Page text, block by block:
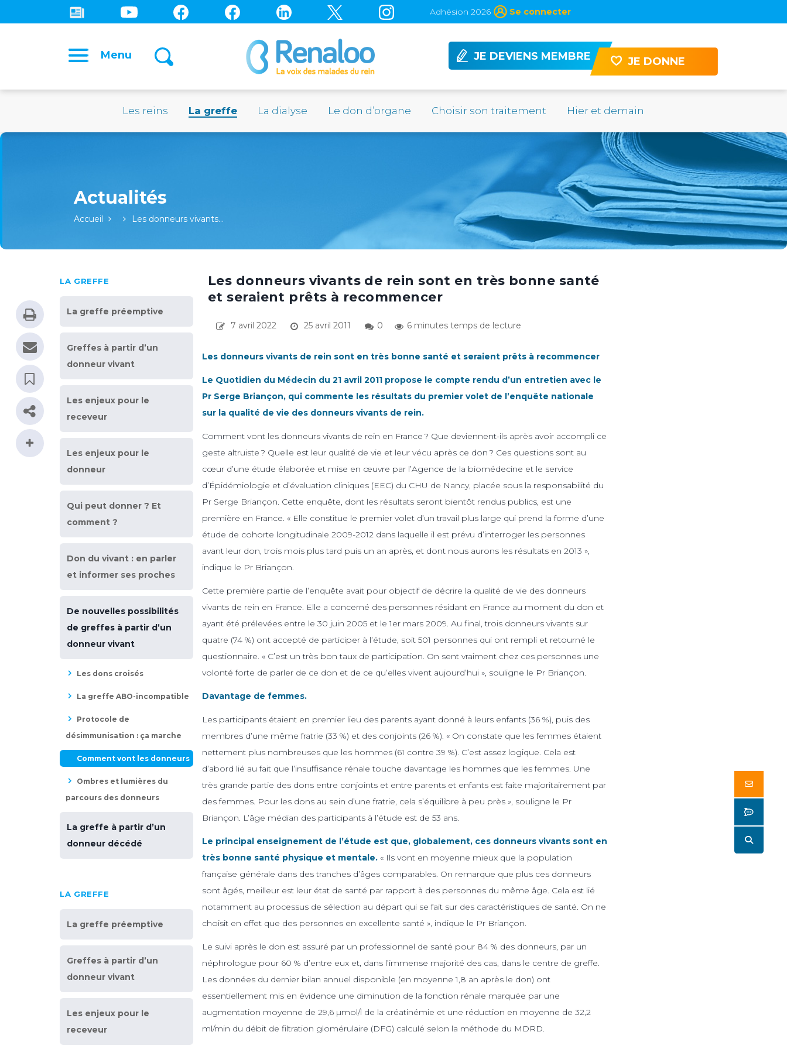
Adhésion 2026 Se connecter
Menu JE DEVIENS MEMBRE JE DONNE
Les reins La greffe La dialyse Le don d’organe Choisir son traitement Hier et demain
Accueil Les donneurs vivants…
LA GREFFE
La greffe préemptive
Greffes à partir d’un
donneur vivant
Les enjeux pour le
receveur
Les enjeux pour le
donneur
Qui peut donner ? Et
comment ?
Don du vivant : en parler
et informer ses proches
De nouvelles possibilités
de greffes à partir d’un
donneur vivant
Les dons croisés
La greffe ABO-incompatible
Protocole de
désimmunisation : ça marche
Comment vont les donneurs
Ombres et lumières du
parcours des donneurs
La greffe à partir d’un
donneur décédé
LA GREFFE
La greffe préemptive
Greffes à partir d’un
donneur vivant
Les enjeux pour le
receveur
Les donneurs vivants de rein sont en très bonne santé
et seraient prêts à recommencer
7 avril 2022 25 avril 2011 0 6 minutes temps de lecture
Les donneurs vivants de rein sont en très bonne santé et seraient prêts à recommencer
Le Quotidien du Médecin du 21 avril 2011 propose le compte rendu d’un entretien avec le
Pr Serge Briançon, qui commente les résultats du premier volet de l’enquête nationale
sur la qualité de vie des donneurs vivants de rein.
Comment vont les donneurs vivants de rein en France ? Que deviennent-ils après avoir accompli ce
geste altruiste ? Quelle est leur qualité de vie et leur vécu après ce don ? Ces questions sont au
cœur d’une étude élaborée et mise en œuvre par l’Agence de la biomédecine et le service
d’Épidémiologie et d’évaluation cliniques (EEC) du CHU de Nancy, placée sous la responsabilité du
Pr Serge Briançon. Cette enquête, dont les résultats seront bientôt rendus publics, est une
première en France. « Elle constitue le premier volet d’un travail plus large qui prend la forme d’une
étude de cohorte longitudinale 2009-2012 dans laquelle il est prévu d’interroger les personnes
avant leur don, trois mois plus tard puis un an après, et dont nous aurons les résultats en 2013 »,
indique le Pr Briançon.
Cette première partie de l’enquête avait pour objectif de décrire la qualité de vie des donneurs
vivants de rein en France. Elle a concerné des personnes résidant en France au moment du don et
ayant été prélevées entre le 30 juin 2005 et le 1er mars 2009. Au final, trois donneurs vivants sur
quatre (74 %) ont accepté de participer à l’étude, soit 501 personnes qui ont rempli et retourné le
questionnaire. « C’est un très bon taux de participation. On sent vraiment chez ces personnes une
volonté forte de parler de ce don et de ce qu’elles vivent aujourd’hui », souligne le Pr Briançon.
Davantage de femmes.
Les participants étaient en premier lieu des parents ayant donné à leurs enfants (36 %), puis des
membres d’une même fratrie (33 %) et des conjoints (26 %). « On constate que les femmes étaient
nettement plus nombreuses que les hommes (61 contre 39 %). C’est assez logique. Cela est
d’abord lié au fait que l’insuffisance rénale touche davantage les hommes que les femmes. Une
très grande partie des dons entre conjoints et entre parents et enfants est faite majoritairement par
des femmes. Pour les dons au sein d’une fratrie, cela s’équilibre à peu près », souligne le Pr
Briançon. L’âge médian des participants à l’étude est de 53 ans.
Le principal enseignement de l’étude est que, globalement, ces donneurs vivants sont en
très bonne santé physique et mentale. « Ils vont en moyenne mieux que la population
française générale dans des tranches d’âges comparables. On remarque que plus ces donneurs
sont âgés, meilleur est leur état de santé par rapport à des personnes du même âge. Cela est lié
notamment au processus de sélection au départ qui se fait sur des caractéristiques de santé. On ne
choisit en effet que des personnes en excellente santé », indique le Pr Briançon.
Le suivi après le don est assuré par un professionnel de santé pour 84 % des donneurs, par un
néphrologue pour 60 % d’entre eux et, dans l’immense majorité des cas, dans le centre de greffe.
Les données du dernier bilan annuel disponible (en moyenne 1,8 an après le don) ont
essentiellement mis en évidence une diminution de la fonction rénale marquée par une
augmentation moyenne de 29,6 µmol/l de la créatinémie et une réduction en moyenne de 32,2
ml/min du débit de filtration glomérulaire (DFG) calculé selon la méthode du MDRD.